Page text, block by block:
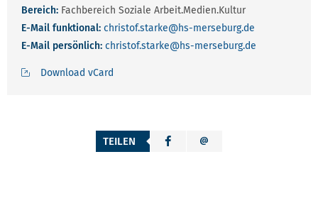
Bereich: Fachbereich Soziale Arbeit.Medien.Kultur
E-Mail funktional: christof.starke@hs-merseburg.de
E-Mail persönlich: christof.starke@hs-merseburg.de
Download vCard
TEILEN